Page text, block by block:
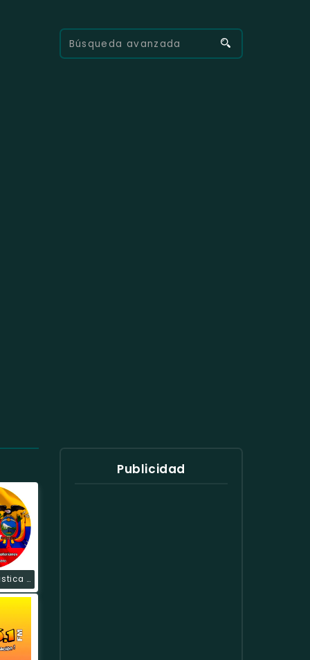
Radio Fantástica Estéreo
Publicidad